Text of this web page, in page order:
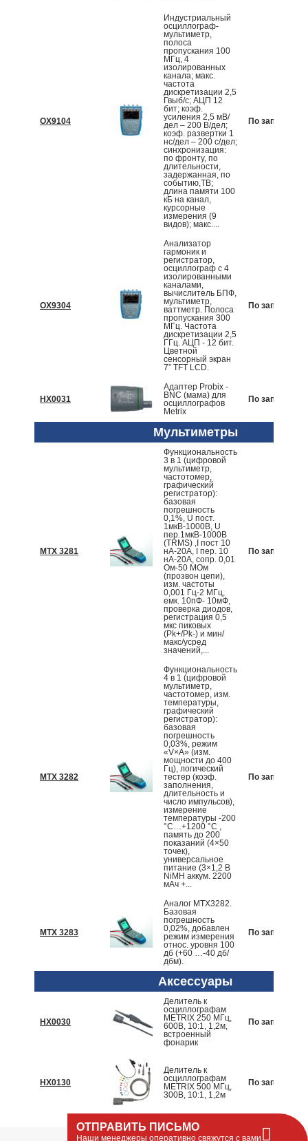
OX9104
Индустриальный
осциллограф-
мультиметр,
полоса
пропускания 100
МГц, 4
изолированных
канала; макс.
частота
дискретизации 2,5
Гвыб/с; АЦП 12
бит; коэф.
усиления 2,5 мВ/
дел – 200 В/дел;
коэф. развертки 1
нс/дел – 200 с/дел;
синхронизация:
по фронту, по
длительности,
задержанная, по
событию,ТВ;
длина памяти 100
кБ на канал,
курсорные
измерения (9
видов); макс....
По запросу
OX9304
Анализатор
гармоник и
регистратор,
осциллограф с 4
изолированными
каналами,
вычислитель БПФ,
мультиметр,
ваттметр. Полоса
пропускания 300
МГц. Частота
дискретизации 2,5
ГГц. АЦП - 12 бит.
Цветной
сенсорный экран
7” TFT LCD.
По запросу
HX0031
Адаптер Probix -
BNC (мама) для
осциллографов
Metrix
По запросу
Мультиметры
MTX 3281
Функциональность
3 в 1 (цифровой
мультиметр,
частотомер,
графический
регистратор):
базовая
погрешность
0,1%, U пост.
1мкВ-1000В, U
пер.1мкВ-1000В
(TRMS) ,I пост 10
нА-20А, I пер. 10
нА-20А, сопр. 0,01
Ом-50 МОм
(прозвон цепи),
изм. частоты
0,001 Гц-2 МГц,
емк. 10пФ- 10мФ,
проверка диодов,
регистрация 0,5
мкс пиковых
(Pk+/Pk-) и мин/
макс/усред
значений,...
По запросу
MTX 3282
Функциональность
4 в 1 (цифровой
мультиметр,
частотомер, изм.
температуры,
графический
регистратор):
базовая
погрешность
0,03%, режим
«V×A» (изм.
мощности до 400
Гц), логический
тестер (коэф.
заполнения,
длительность и
число импульсов),
измерение
температуры -200
°С…+1200 °С ,
память до 200
показаний (4×50
точек),
универсальное
питание (3×1,2 В
NiMH аккум. 2200
мАч +...
По запросу
MTX 3283
Аналог MTX3282.
Базовая
погрешность
0,02%, добавлен
режим измерения
относ. уровня 100
дб (+60 …-40 дб/
дбм).
По запросу
Аксессуары
HX0030
Делитель к
осциллографам
METRIX 250 МГц,
600В, 10:1, 1,2м,
встроенный
фонарик
По запросу
HX0130
Делитель к
осциллографам
METRIX 500 МГц,
300В, 10:1, 1,2м
По запросу
ОТПРАВИТЬ ПИСЬМО
Наши менеджеры оперативно свяжутся с вами